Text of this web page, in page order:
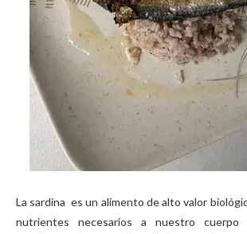
La sardina es un alimento de alto valor
nutrientes necesarios a nuestro cuerpo